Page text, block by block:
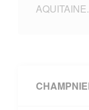
AQUITAINE.